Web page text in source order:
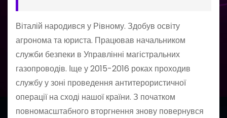
Віталій народився у Рівному. Здобув освіту
агронома та юриста. Працював начальником
служби безпеки в Управлінні магістральних
газопроводів. Іще у 2015-2016 роках проходив
службу у зоні проведення антитерористичної
операції на сході нашої країни. З початком
повномасштабного вторгнення знову повернувся